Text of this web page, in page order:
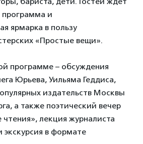
программа и
ярмарка в пользу
«Простые вещи».
программе – обсуждения
Юрьева, Уильяма Геддиса,
издательств Москвы
а также поэтический вечер
чтения», лекция журналиста
экскурсия в формате